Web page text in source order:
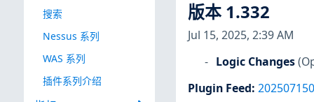
搜索
Nessus 系列
WAS 系列
插件系列介绍
版本 1.332
Jul 15, 2025, 2:39 AM
Logic Changes
Plugin Feed: